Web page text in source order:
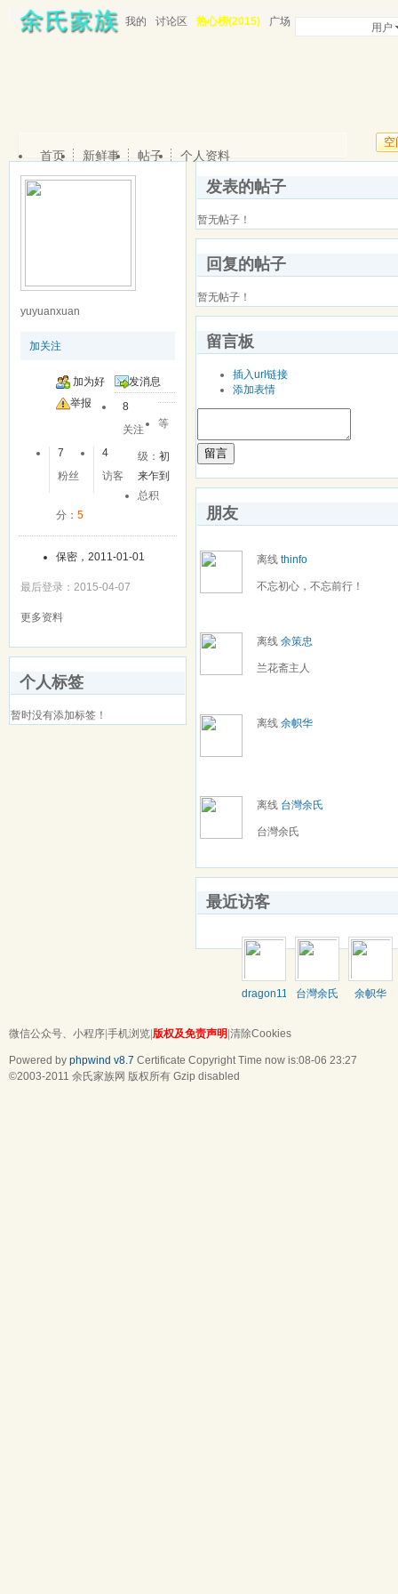
我的 讨论区 热心榜(2015) 广场 用户
空
首页 新鲜事 帖子 个人资料
yuyuanxuan
加关注
加为好
友
发消息
举报
8
关注
7
粉丝
4
访客
等
级：初
来乍到
总积
分： 5
保密，2011-01-01
最后登录：2015-04-07
更多资料
个人标签
暂时没有添加标签！
发表的帖子
暂无帖子！
回复的帖子
暂无帖子！
留言板
插入url链接
添加表情
留言
朋友
离线 thinfo
不忘初心，不忘前行！
离线 余策忠
兰花斋主人
离线 余帜华
离线 台灣余氏
台灣余氏
最近访客
dragon111 台灣余氏 余帜华
微信公众号、小程序 手机浏览 版权及免责声明 清除Cookies
Powered by phpwind v8.7 Certificate Copyright Time now is:08-06 23:27
©2003-2011 余氏家族网 版权所有 Gzip disabled